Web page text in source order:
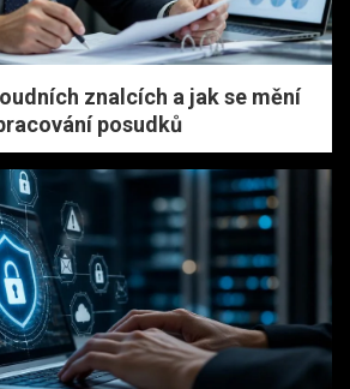
znalcích a jak se mění
posudků